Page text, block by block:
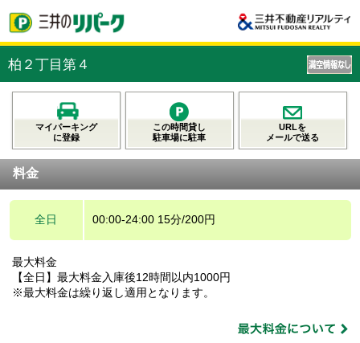
柏２丁目第４
マイパーキング
に登録
この時間貸し
駐車場に駐車
URLを
メールで送る
料金
全日 00:00-24:00 15分/200円
最大料金
【全日】最大料金入庫後12時間以内1000円
※最大料金は繰り返し適用となります。